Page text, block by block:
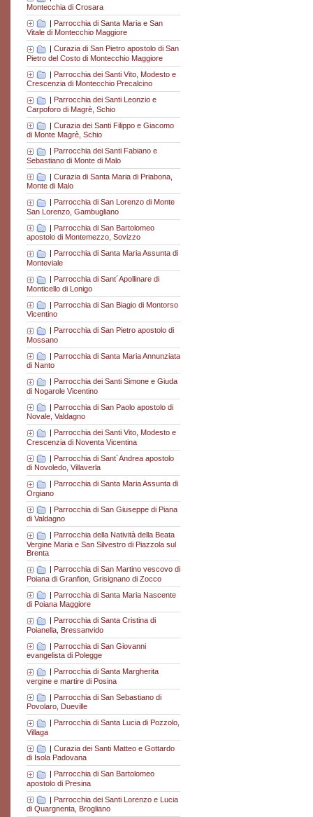
Montecchia di Crosara
| Parrocchia di Santa Maria e San
Vitale di Montecchio Maggiore
| Curazia di San Pietro apostolo di San
Pietro del Costo di Montecchio Maggiore
| Parrocchia dei Santi Vito, Modesto e
Crescenzia di Montecchio Precalcino
| Parrocchia dei Santi Leonzio e
Carpoforo di Magrè, Schio
| Curazia dei Santi Filippo e Giacomo
di Monte Magrè, Schio
Parrocchia dei Santi Fabiano e
Sebastiano di Monte di Malo
| Curazia di Santa Maria di Priabona,
Monte di Malo
Parrocchia di San Lorenzo di Monte
San Lorenzo, Gambugliano
| Parrocchia di San Bartolomeo
apostolo di Montemezzo, Sovizzo
Parrocchia di Santa Maria Assunta di
Monteviale
| Parrocchia di Sant´Apollinare di
Monticello di Lonigo
| Parrocchia di San Biagio di Montorso
Vicentino
| Parrocchia di San Pietro apostolo di
Mossano
| Parrocchia di Santa Maria Annunziata
di Nanto
| Parrocchia dei Santi Simone e Giuda
di Nogarole Vicentino
| Parrocchia di San Paolo apostolo di
Novale, Valdagno
Parrocchia dei Santi Vito, Modesto e
Crescenzia di Noventa Vicentina
| Parrocchia di Sant´Andrea apostolo
di Novoledo, Villaverla
Parrocchia di Santa Maria Assunta di
Orgiano
| Parrocchia di San Giuseppe di Piana
di Valdagno
Parrocchia della Natività della Beata
Vergine Maria e San Silvestro di Piazzola sul
Brenta
| Parrocchia di San Martino vescovo di
Poiana di Granfion, Grisignano di Zocco
| Parrocchia di Santa Maria Nascente
di Poiana Maggiore
| Parrocchia di Santa Cristina di
Poianella, Bressanvido
| Parrocchia di San Giovanni
evangelista di Polegge
Parrocchia di Santa Margherita
vergine e martire di Posina
| Parrocchia di San Sebastiano di
Povolaro, Dueville
Parrocchia di Santa Lucia di Pozzolo,
Villaga
| Curazia dei Santi Matteo e Gottardo
di Isola Padovana
Parrocchia di San Bartolomeo
apostolo di Presina
| Parrocchia dei Santi Lorenzo e Lucia
di Quargnenta, Brogliano